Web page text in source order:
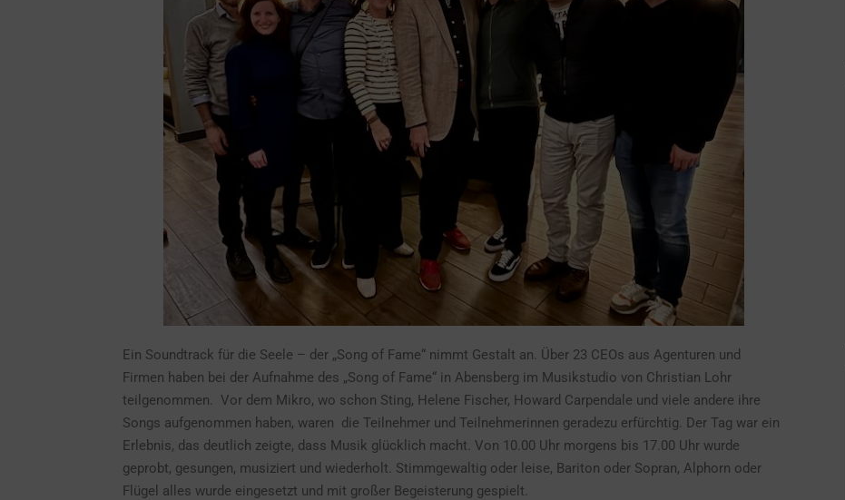
Ein Soundtrack für die Seele – der „Song of Fame“ nimmt Gestalt an. Über 23 CEOs aus Agenturen und
Firmen haben bei der Aufnahme des „Song of Fame“ in Abensberg im Musikstudio von Christian Lohr
teilgenommen. Vor dem Mikro, wo schon Sting, Helene Fischer, Howard Carpendale und viele andere ihre
Songs aufgenommen haben, waren die Teilnehmer und Teilnehmerinnen geradezu erfürchtig. Der Tag war ein
Erlebnis, das deutlich zeigte, dass Musik glücklich macht. Von 10.00 Uhr morgens bis 17.00 Uhr wurde
geprobt, gesungen, musiziert und wiederholt. Stimmgewaltig oder leise, Bariton oder Sopran, Alphorn oder
Flügel alles wurde eingesetzt und mit großer Begeisterung gespielt.